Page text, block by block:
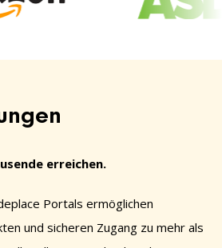
erreichen.
Portals ermöglichen
und sicheren Zugang zu mehr als